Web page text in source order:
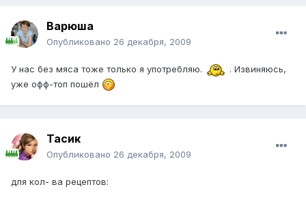
Варюша
Опубликовано 26 декабря, 2009
У нас без мяса тоже только я употребляю.
. Извиняюсь,
уже офф-топ пошёл
Тасик
Опубликовано 26 декабря, 2009
для кол- ва рецептов: